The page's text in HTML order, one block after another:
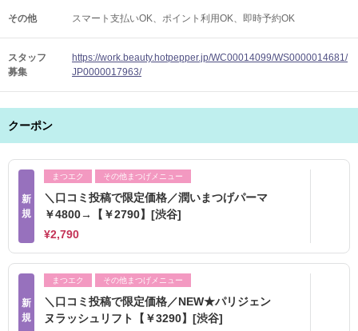
その他 スマート支払いOK ポイント利用OK 即時予約OK
スタッフ
募集
https://work.beauty.hotpepper.jp/WC00014099/WS0000014681/
JP0000017963/
クーポン
新
規
まつエク その他まつげメニュー
＼口コミ投稿で限定価格／潤いまつげパーマ
￥4800→【￥2790】[渋谷]
¥2,790
新
規
まつエク その他まつげメニュー
＼口コミ投稿で限定価格／NEW★パリジェン
ヌラッシュリフト【￥3290】[渋谷]